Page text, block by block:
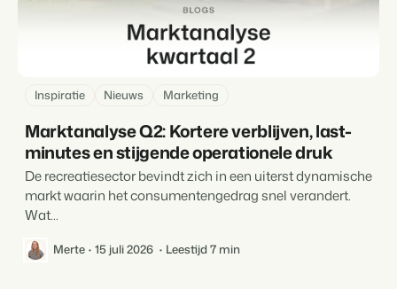
Inspiratie Nieuws Marketing
Marktanalyse Q2: Kortere verblijven, last-
minutes en stijgende operationele druk
De recreatiesector bevindt zich in een uiterst dynamische
markt waarin het consumentengedrag snel verandert.
Wat...
Merte 15 juli 2026 Leestijd 7 min